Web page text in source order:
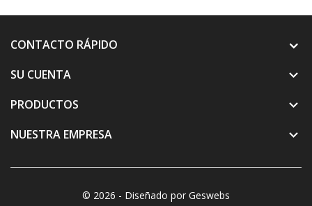
CONTACTO RÁPIDO
SU CUENTA

PRODUCTOS 
NUESTRA EMPRESA 
© 2026 - Diseñado por Geswebs